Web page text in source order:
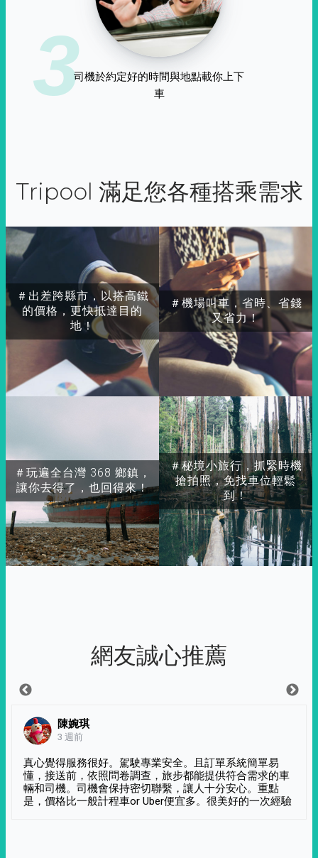
3司機於約定好的時間與地點載你上下
車
Tripool 滿足您各種搭乘需求
＃出差跨縣市，以搭高鐵
的價格，更快抵達目的
地！
＃玩遍全台灣 368 鄉鎮，
讓你去得了，也回得來！
＃秘境小旅行，抓緊時機
搶拍照，免找車位輕鬆
到！
＃機場叫車，省時、省錢
又省力！
網友誠心推薦
陳婉琪
3 週前
真心覺得服務很好。駕駛專業安全。且訂單系統簡單易
懂，接送前，依照問卷調查，旅步都能提供符合需求的車
輛和司機。司機會保持密切聯繫，讓人十分安心。重點
是，價格比一般計程車or Uber便宜多。很美好的一次經驗